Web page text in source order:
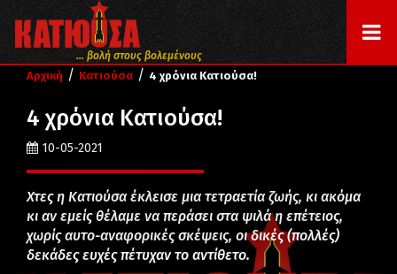
... βολή στους βολεμένους
Αρχική / Κατιούσα / 4 χρόνια Κατιούσα!
4 χρόνια Κατιούσα!
10-05-2021
Χτες η Κατιούσα έκλεισε μια τετραετία ζωής, κι ακόμα
κι αν εμείς θέλαμε να περάσει στα ψιλά η επέτειος,
χωρίς αυτο-αναφορικές σκέψεις, οι δικές (πολλές)
δεκάδες ευχές πέτυχαν το αντίθετο.